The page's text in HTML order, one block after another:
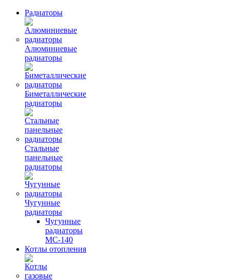
Радиаторы
Алюминиевые
радиаторы
Биметаллические
радиаторы
Стальные
панельные
радиаторы
Чугунные
радиаторы
Чугунные
радиаторы
МС-140
Котлы отопления